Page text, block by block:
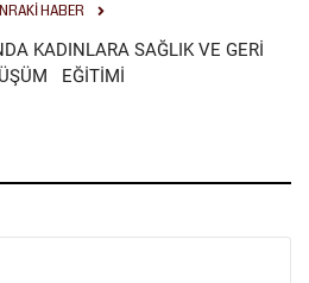
HABER
KADINLARA SAĞLIK VE GERİ
EĞİTİMİ